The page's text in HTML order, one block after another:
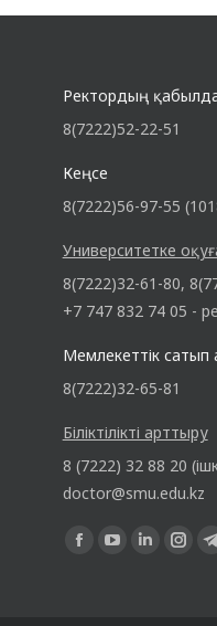
Ректордың
8(7222)52-22-51
Кеңсе
8(7222)56-97-55
Университетке
8(7222)32-61-80,
+7 747 832 74 05 -
Мемлекеттік сатып
8(7222)32-65-81
Біліктілікті арттыру
8 (7222) 32 88 20
doctor@smu.edu.kz
Find us on: